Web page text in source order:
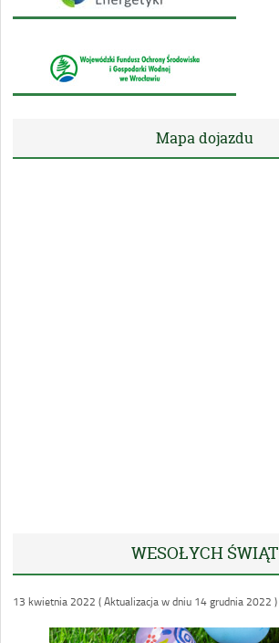
Mapa dojazdu
WESOŁYCH ŚWIĄT
13 kwietnia 2022 ( Aktualizacja w dniu 14 grudnia 2022 )